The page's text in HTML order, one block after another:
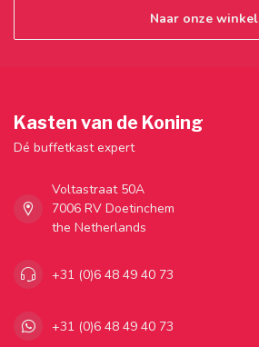
Naar onze winkel
Kasten van de Koning
Dé buffetkast expert
Voltastraat 50A
7006 RV Doetinchem
the Netherlands
+31 (0)6 48 49 40 73
+31 (0)6 48 49 40 73